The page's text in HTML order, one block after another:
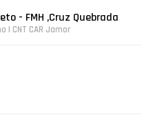
- FMH ,Cruz Quebrada
| CNT CAR Jamor